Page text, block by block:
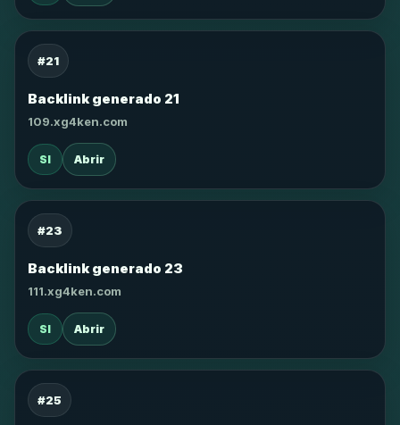
#21
Backlink generado 21
109.xg4ken.com
SI Abrir
#23
Backlink generado 23
111.xg4ken.com
SI Abrir
#25